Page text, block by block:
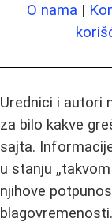
O nama |
Urednici i autori
za bilo kakve
sajta.
u stanju
njihove
blagovremenosti.